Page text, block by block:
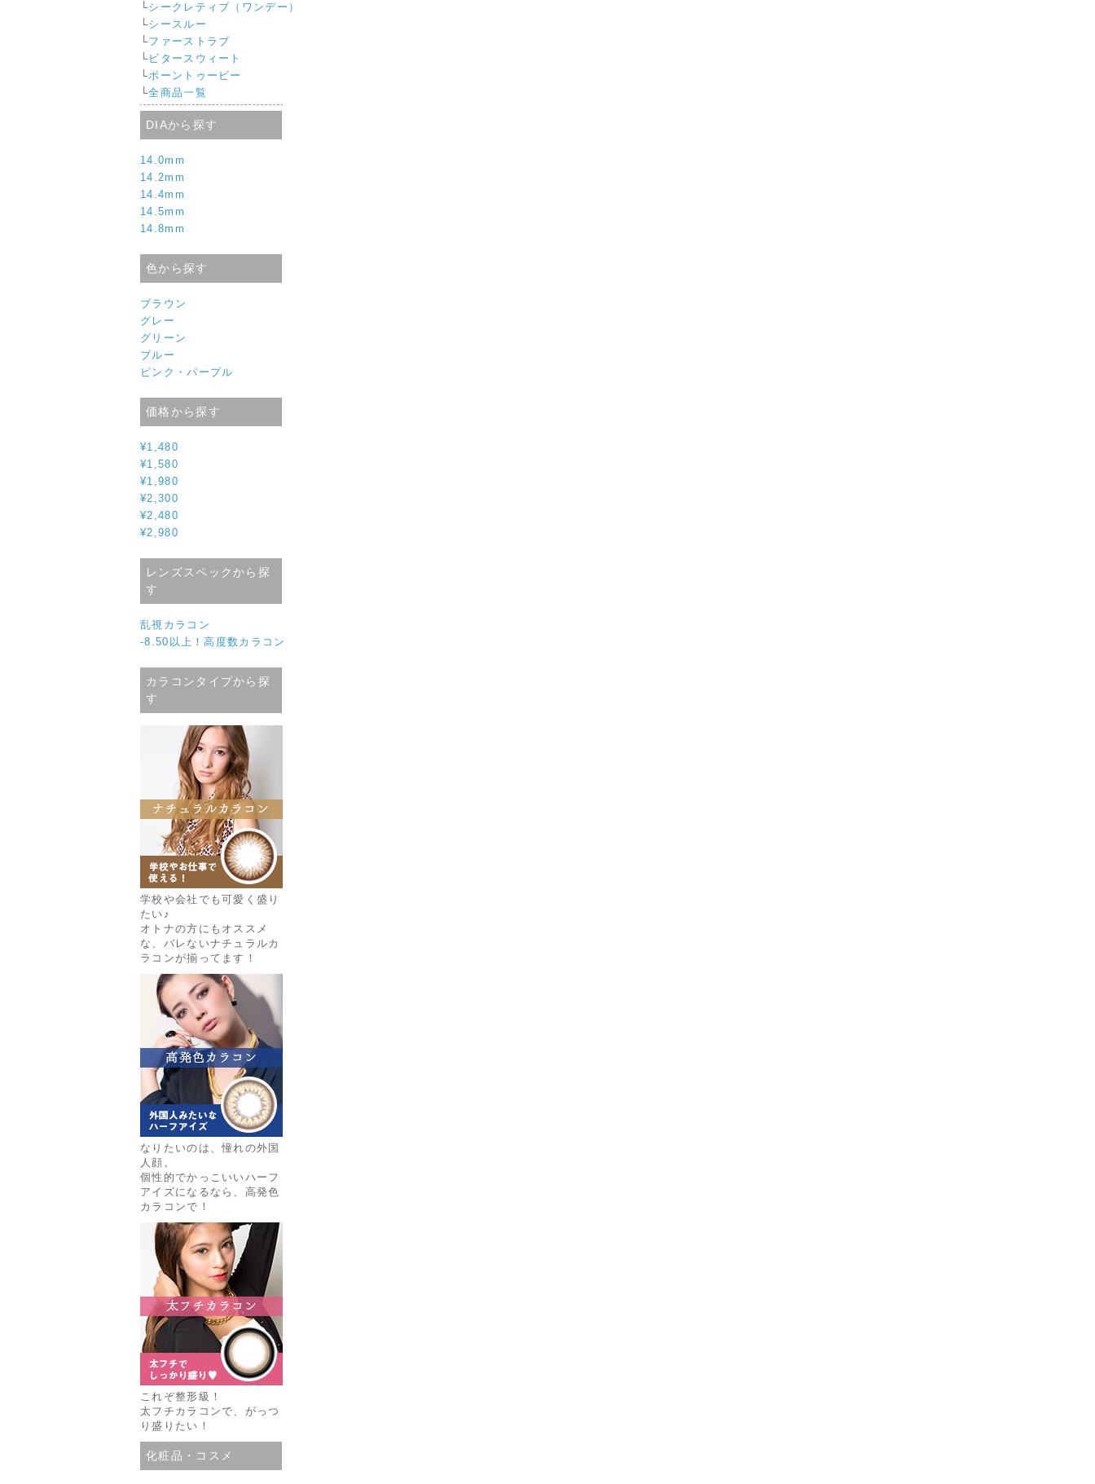
└シークレティブ（ワンデー）
└シースルー
└ファーストラブ
└ビタースウィート
└ボーントゥービー
└全商品一覧
DIAから探す
14.0mm
14.2mm
14.4mm
14.5mm
14.8mm
色から探す
ブラウン
グレー
グリーン
ブルー
ピンク・パープル
価格から探す
¥1,480
¥1,580
¥1,980
¥2,300
¥2,480
¥2,980
レンズスペックから探
す
乱視カラコン
-8.50以上！高度数カラコン
カラコンタイプから探
す
学校や会社でも可愛く盛り
たい♪
オトナの方にもオススメ
な、バレないナチュラルカ
ラコンが揃ってます！
なりたいのは、憧れの外国
人顔。
個性的でかっこいいハーフ
アイズになるなら、高発色
カラコンで！
これぞ整形級！
太フチカラコンで、がっつ
り盛りたい！
化粧品・コスメ